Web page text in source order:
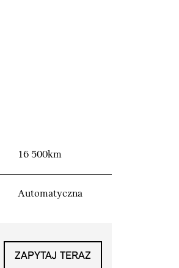
16 500km
Automatyczna
ZAPYTAJ TERAZ